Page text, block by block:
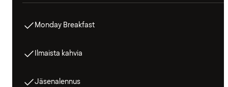
Monday Breakfast
Ilmaista kahvia
Jäsenalennus